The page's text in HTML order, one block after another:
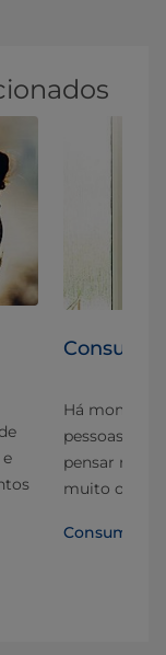
Há
pessoas não
pensar no
muito o que